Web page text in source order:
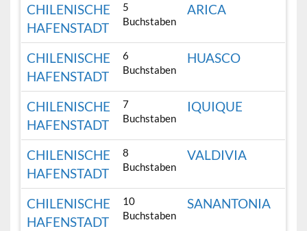
CHILENISCHE
HAFENSTADT
5
Buchstaben
ARICA
CHILENISCHE
HAFENSTADT
6
Buchstaben
HUASCO
CHILENISCHE
HAFENSTADT
7
Buchstaben
IQUIQUE
CHILENISCHE
HAFENSTADT
8
Buchstaben
VALDIVIA
CHILENISCHE
HAFENSTADT
10
Buchstaben
SANANTONIA